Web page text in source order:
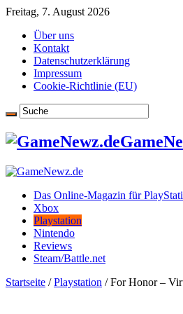
Freitag, 7. August 2026
Über uns
Kontakt
Datenschutzerklärung
Impressum
Cookie-Richtlinie (EU)
Das Online-Magazin für
Xbox
Playstation
Nintendo
Reviews
Steam/Battle.net
Startseite / Playstation / For Honor –